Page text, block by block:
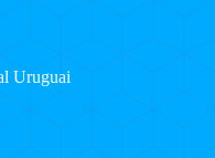
Uruguai